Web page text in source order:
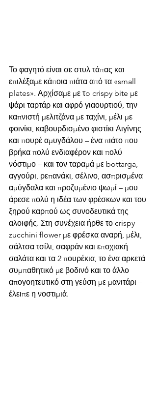
Το φαγητό είναι σε στυλ τάπας και
επιλέξαμε κάποια πιάτα από τα «small
plates». Αρχίσαμε με τo crispy bite με
ψάρι ταρτάρ και αφρό γιαουρτιού, την
καπνιστή μελιτζάνα με ταχίνι, μέλι με
φοινίκι, καβουρδισμένο φιστίκι Αιγίνης
και πουρέ αμυγδάλου – ένα πιάτο που
βρήκα πολύ ενδιαφέρον και πολύ
νόστιμο – και τον ταραμά με bottarga,
αγγούρι, ρεπανάκι, σέλινο, ασπρισμένα
αμύγδαλα και προζυμένιο ψωμί – μου
άρεσε πολύ η ιδέα των φρέσκων και του
ξηρού καρπού ως συνοδευτικά της
αλοιφής. Στη συνέχεια ήρθε το crispy
zucchini flower με φρέσκα αναρή, μέλι,
σάλτσα τσίλι, σαφράν και εποχιακή
σαλάτα και τα 2 πουρέκια, το ένα αρκετά
συμπαθητικό με βοδινό και το άλλο
απογοητευτικό στη γεύση με μανιτάρι –
έλειπε η νοστιμιά.